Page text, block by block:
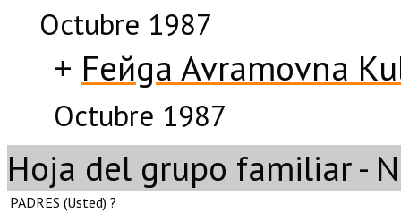
Octubre 1987
+ Feйga Avramovna
Octubre 1987
Hoja del grupo familiar -
PADRES (Usted) ?